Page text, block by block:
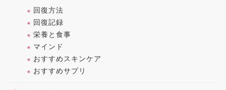
回復方法
回復記録
栄養と食事
マインド
おすすめスキンケア
おすすめサプリ